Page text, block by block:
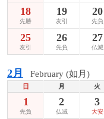
18
先勝
19
友引
20
先負
25
友引
26
先負
27
仏滅
2月 February (如月)
日 月 火
1
先負
2
仏滅
3
大安